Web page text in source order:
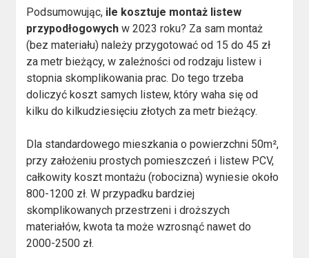
Podsumowując, ile kosztuje montaż listew
przypodłogowych w 2023 roku? Za sam montaż
(bez materiału) należy przygotować od 15 do 45 zł
za metr bieżący, w zależności od rodzaju listew i
stopnia skomplikowania prac. Do tego trzeba
doliczyć koszt samych listew, który waha się od
kilku do kilkudziesięciu złotych za metr bieżący.
Dla standardowego mieszkania o powierzchni 50m²,
przy założeniu prostych pomieszczeń i listew PCV,
całkowity koszt montażu (robocizna) wyniesie około
800-1200 zł. W przypadku bardziej
skomplikowanych przestrzeni i droższych
materiałów, kwota ta może wzrosnąć nawet do
2000-2500 zł.